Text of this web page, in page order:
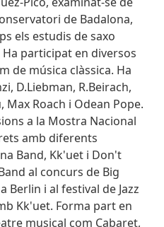
de Badalona,
els estudis de saxo
participat en diversos
de música clàssica. Ha
D.Liebman, R.Beirach,
Max Roach i Odean Pope.
a la Mostra Nacional
amb diferents
Band, Kk'uet i Don't
al concurs de Big
Berlin i al festival de Jazz
Kk'uet. Forma part en
musical com Cabaret,